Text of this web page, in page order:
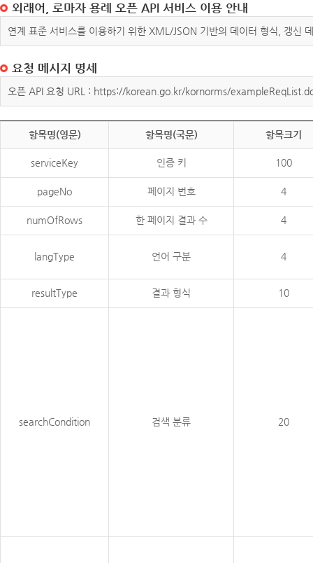
외래어, 로마자 용례 오픈 API 서비스 이용 안내
연계 표준 서비스를 이용하기 위한 XML/JSON 기반의 데이터 형식, 갱신
요청 메시지 명세
오픈 API 요청 URL : https://korean.go.kr/kornorms/
항목명(영문) 항목명(국문) 항목크기
serviceKey 인증 키 100
pageNo 페이지 번호 4
numOfRows 한 페이지 결과 수 4
langType 언어 구분 4
resultType 결과 형식 10
searchCondition 검색 분류 20